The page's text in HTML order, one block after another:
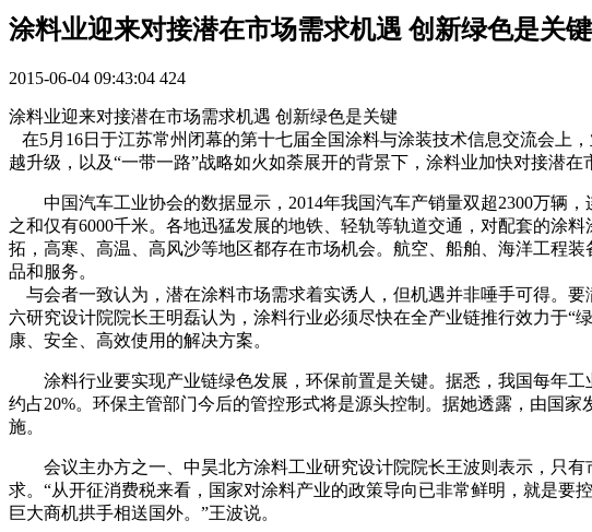
涂料业迎来对接潜在市场需求机遇 创新绿色是关键
2015-06-04 09:43:04 424
涂料业迎来对接潜在市场需求机遇 创新绿色是关键
在5月16日于江苏常州闭幕的第十七届全国涂料与涂装技术信息交流会上
越升级，以及“一带一路”战略如火如荼展开的背景下，涂料业加快对接潜
中国汽车工业协会的数据显示，2014年我国汽车产销量双超2300万辆，
之和仅有6000千米。各地迅猛发展的地铁、轻轨等轨道交通，对配套的涂
拓，高寒、高温、高风沙等地区都存在市场机会。航空、船舶、海洋工程
品和服务。
与会者一致认为，潜在涂料市场需求着实诱人，但机遇并非唾手可得。
六研究设计院院长王明磊认为，涂料行业必须尽快在全产业链推行效力于
康、安全、高效使用的解决方案。
涂料行业要实现产业链绿色发展，环保前置是关键。据悉，我国每年工
约占20%。环保主管部门今后的管控形式将是源头控制。据她透露，由国
施。
会议主办方之一、中昊北方涂料工业研究设计院院长王波则表示，只有
求。“从开征消费税来看，国家对涂料产业的政策导向已非常鲜明，就是
巨大商机拱手相送国外。”王波说。